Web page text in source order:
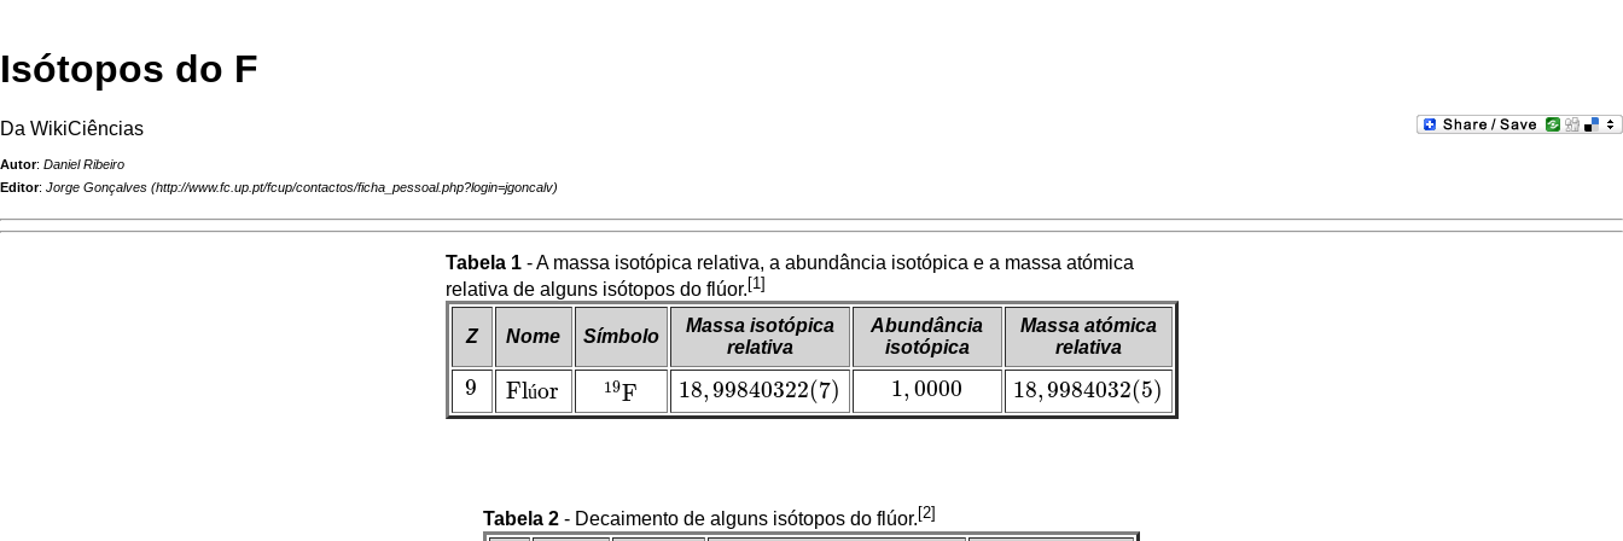
Isótopos do F
Da WikiCiências
Autor: Daniel Ribeiro
Editor: Jorge Gonçalves
Z Nome Símbolo
Massa isotópica
relativa
Abundância
isotópica
Massa atómica
relativa
Tabela 1- A massa isotópica relativa, a abundância isotópica e a massa atómica
relativa de alguns isótopos do flúor. [1]
9
9 Flúor
Flúor 19F
19F 18,99840322(7)
18,99840322(7) 1, 0000
1,0000 18,9984032(5)
18,9984032(5)
Tabela 2 - Decaimento de alguns isótopos do flúor. [2]